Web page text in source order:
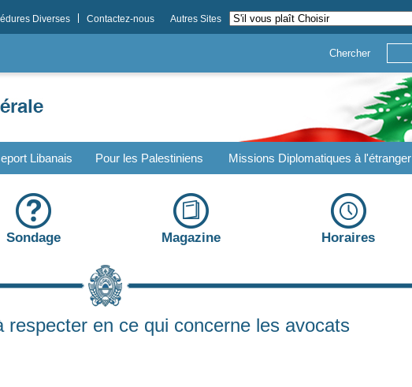
Diverses Contactez-nous Autres Sites
Chercher
Libanais Pour les Palestiniens Missions Diplomatiques à l'étranger
Sondage Magazine Horaires
respecter en ce qui concerne les avocats